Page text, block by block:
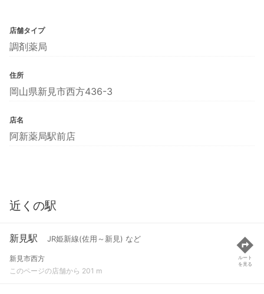
店舗タイプ
調剤薬局
住所
岡山県新見市西方436-3
店名
阿新薬局駅前店
近くの駅
新見駅 JR姫新線(佐用～新見) など
新見市西方
このページの店舗から 201 m
ルート
を見る